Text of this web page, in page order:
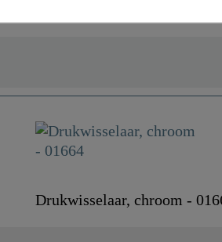
ABS
Drukwisselaar, chroom -